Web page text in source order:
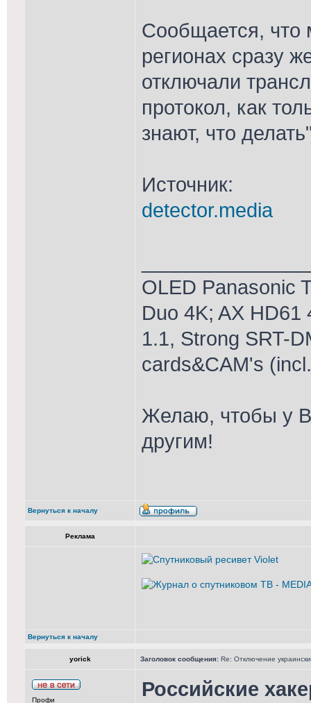
Сообщается, что
регионах сразу
отключали
протокол, как
знают, что
Источник:
detector.media
OLED Panasonic
Duo 4K; AX HD61
1.1, Strong SRT-
cards&CAM's
Желаю, чтобы у
другим!
Вернуться к началу
Реклама
Вернуться к началу
yorick Заголовок сообщения: Re: Отключение
Профи Российские